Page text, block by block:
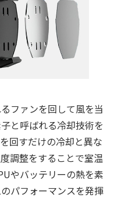
ファンを回して風を当
と呼ばれる冷却技術を
回すだけの冷却と異な
調整をすることで室温
やバッテリーの熱を素
パフォーマンスを発揮